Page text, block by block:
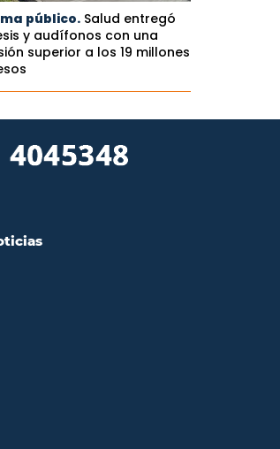
público. Salud entregó
y audífonos con una
superior a los 19 millones